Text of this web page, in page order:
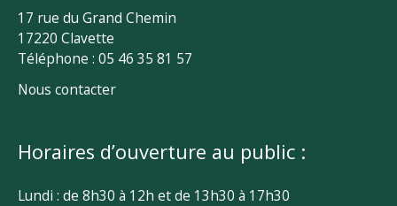
17 rue du Grand Chemin
17220 Clavette
Téléphone : 05 46 35 81 57
Nous contacter
Horaires d’ouverture au public :
Lundi : de 8h30 à 12h et de 13h30 à 17h30